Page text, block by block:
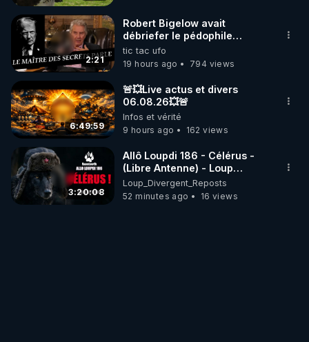
2:21
Robert Bigelow avait
débriefer le pédophile
génocidaire de donald j
trump
tic tac ufo
19 hours ago
794 views
6:49:59
🚨💥Live actus et divers
06.08.26💥🚨
Infos et vérité
9 hours ago
162 views
3:20:08
Allô Loupdi 186 - Célérus -
(Libre Antenne) - Loup
Divergent 2026.08.06
Loup_Divergent_Reposts
52 minutes ago
16 views